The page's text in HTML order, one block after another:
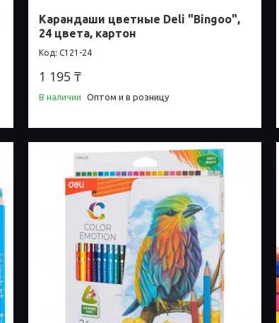
Карандаши цветные Deli "Bingoo",
24 цвета, картон
C121-24
1 195 ₸
В наличии Оптом и в розницу